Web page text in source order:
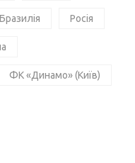
Бразилія Росія
ФК «Динамо» (Київ)